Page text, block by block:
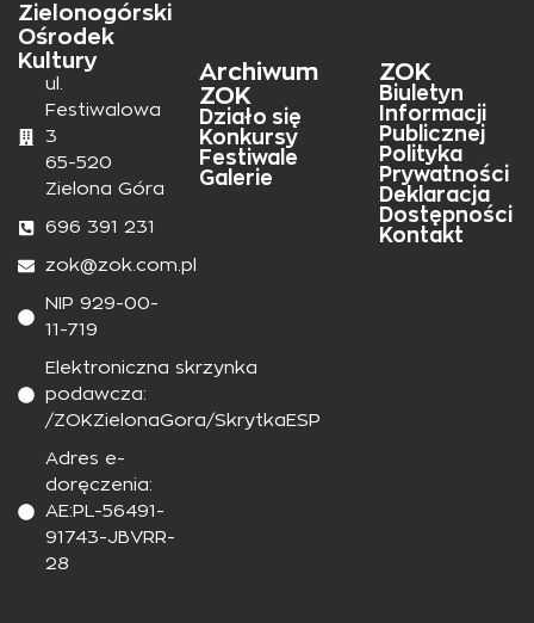
Zielonogórski
Ośrodek
Kultury
ul.
Festiwalowa
3
65-520
Zielona Góra
696 391 231
zok@zok.com.pl
NIP 929-00-
11-719
Elektroniczna skrzynka
podawcza:
/ZOKZielonaGora/SkrytkaESP
Adres e-
doręczenia:
AE:PL-56491-
91743-JBVRR-
28
Archiwum
ZOK
Działo się
Konkursy
Festiwale
Galerie
ZOK
Biuletyn
Informacji
Publicznej
Polityka
Prywatności
Deklaracja
Dostępności
Kontakt